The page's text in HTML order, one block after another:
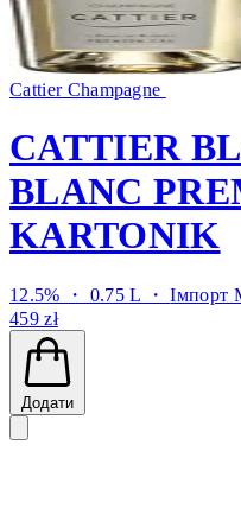
Cattier Champagne
CATTIER
BLANC
KARTONIK
12.5% ・ 0.75 L ・Імпорт
459 zł
Додати